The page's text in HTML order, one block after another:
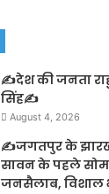
✍️देश की जनता
सिंह✍️
August 4, 2026
✍️जगतपुर के
सावन के पहले
जनसैलाब,